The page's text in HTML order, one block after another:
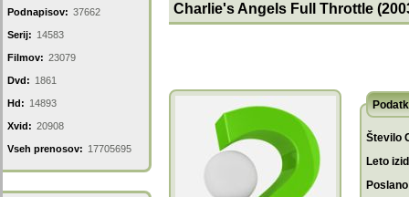
Podnapisov: 37662
Serij: 14583
Filmov: 23079
Dvd: 1861
Hd: 14893
Xvid: 20908
Vseh prenosov: 17705695
Charlie's Angels Full Throttle
Število
Leto